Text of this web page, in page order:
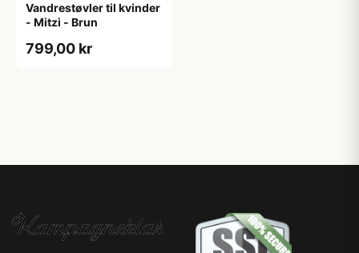
Vandrestøvler til kvinder
- Mitzi - Brun
799,00 kr